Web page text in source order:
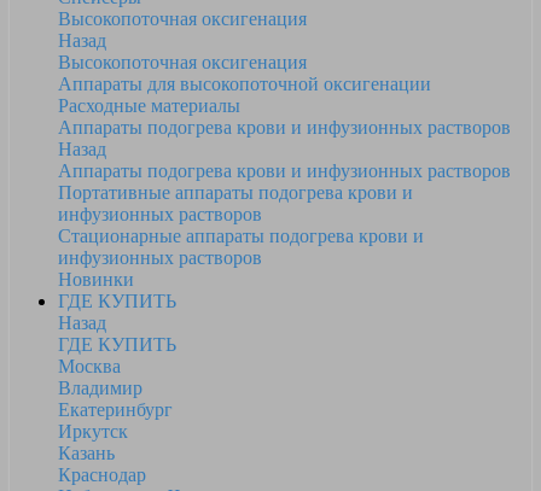
Высокопоточная оксигенация
Назад
Высокопоточная оксигенация
Аппараты для высокопоточной оксигенации
Расходные материалы
Аппараты подогрева крови и инфузионных растворов
Назад
Аппараты подогрева крови и инфузионных растворов
Портативные аппараты подогрева крови и
инфузионных растворов
Стационарные аппараты подогрева крови и
инфузионных растворов
Новинки
ГДЕ КУПИТЬ
Назад
ГДЕ КУПИТЬ
Москва
Владимир
Екатеринбург
Иркутск
Казань
Краснодар